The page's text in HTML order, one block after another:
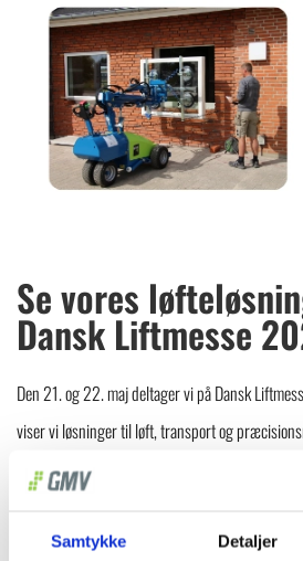
Samtykke Detaljer
Se vores
Dansk Liftmesse
Den 21. og 22. maj deltager vi på Dansk
viser vi løsninger til løft, transport og
Winlet vinduesløftere, Lasius Pick & Carry